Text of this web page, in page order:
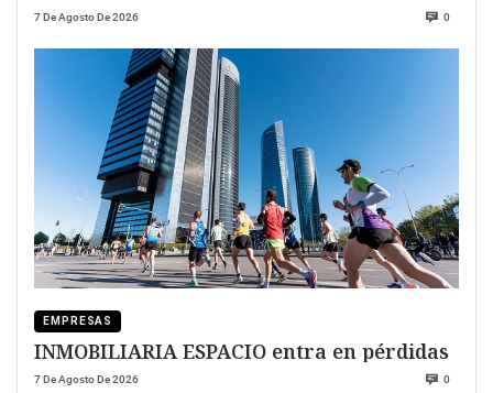
7 De Agosto De 2026 0
EMPRESAS
INMOBILIARIA ESPACIO entra en pérdidas
7 De Agosto De 2026 0